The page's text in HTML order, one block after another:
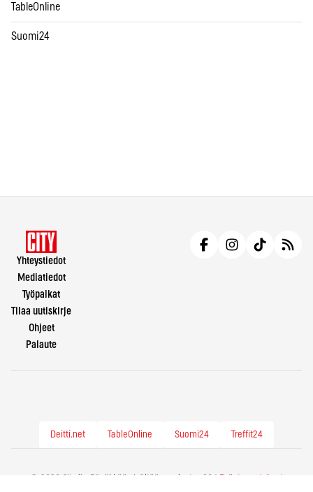
TableOnline
Suomi24
Yhteystiedot
Mediatiedot
Työpaikat
Tilaa uutiskirje
Ohjeet
Palaute
Deitti.net TableOnline Suomi24 Treffit24